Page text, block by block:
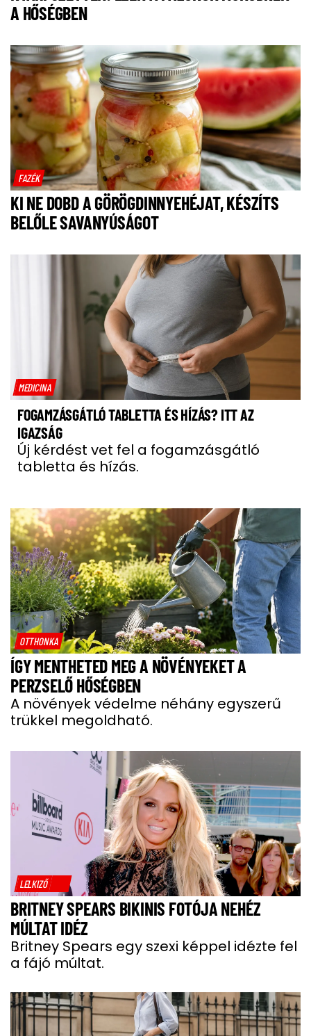
A HŐSÉGBEN
FAZÉK
KI NE DOBD A GÖRÖGDINNYEHÉJAT, KÉSZÍTS
BELŐLE SAVANYÚSÁGOT
MEDICINA
FOGAMZÁSGÁTLÓ TABLETTA ÉS HÍZÁS? ITT AZ
IGAZSÁG
Új kérdést vet fel a fogamzásgátló
tabletta és hízás.
OTTHONKA
ÍGY MENTHETED MEG A NÖVÉNYEKET A
PERZSELŐ HŐSÉGBEN
A növények védelme néhány egyszerű
trükkel megoldható.
LELKIZŐ
BRITNEY SPEARS BIKINIS FOTÓJA NEHÉZ
MÚLTAT IDÉZ
Britney Spears egy szexi képpel idézte fel
a fájó múltat.